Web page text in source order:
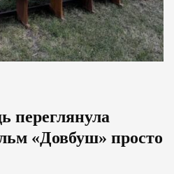
переглянула
«Довбуш» просто